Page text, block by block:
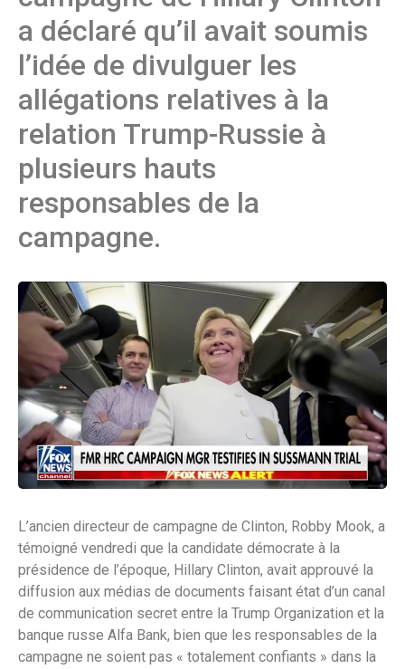
a déclaré qu’il avait soumis
l’idée de divulguer les
allégations relatives à la
relation Trump-Russie à
plusieurs hauts
responsables de la
campagne.
L’ancien directeur de campagne de Clinton, Robby Mook, a
témoigné vendredi que la candidate démocrate à la
présidence de l’époque, Hillary Clinton, avait approuvé la
diffusion aux médias de documents faisant état d’un canal
de communication secret entre la Trump Organization et la
banque russe Alfa Bank, bien que les responsables de la
campagne ne soient pas « totalement confiants » dans la